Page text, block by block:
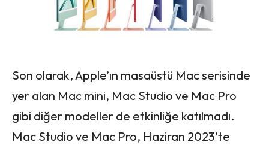
Son olarak, Apple’ın masaüstü Mac serisinde
yer alan Mac mini, Mac Studio ve Mac Pro
gibi diğer modeller de etkinliğe katılmadı.
Mac Studio ve Mac Pro, Haziran 2023’te